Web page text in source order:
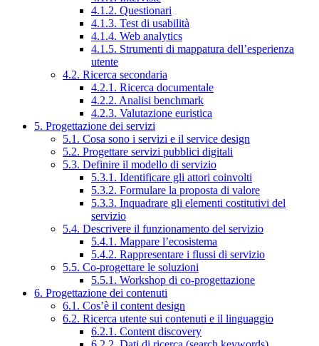
4.1.2. Questionari
4.1.3. Test di usabilità
4.1.4. Web analytics
4.1.5. Strumenti di mappatura dell’esperienza
utente
4.2. Ricerca secondaria
4.2.1. Ricerca documentale
4.2.2. Analisi benchmark
4.2.3. Valutazione euristica
5. Progettazione dei servizi
5.1. Cosa sono i servizi e il service design
5.2. Progettare servizi pubblici digitali
5.3. Definire il modello di servizio
5.3.1. Identificare gli attori coinvolti
5.3.2. Formulare la proposta di valore
5.3.3. Inquadrare gli elementi costitutivi del
servizio
5.4. Descrivere il funzionamento del servizio
5.4.1. Mappare l’ecosistema
5.4.2. Rappresentare i flussi di servizio
5.5. Co-progettare le soluzioni
5.5.1. Workshop di co-progettazione
6. Progettazione dei contenuti
6.1. Cos’è il content design
6.2. Ricerca utente sui contenuti e il linguaggio
6.2.1. Content discovery